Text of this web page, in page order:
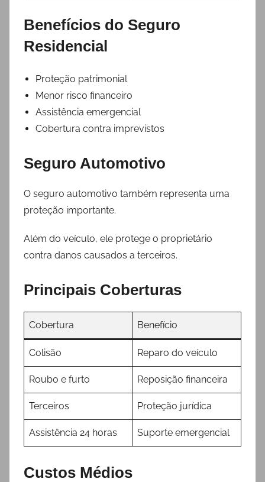
Benefícios do Seguro
Residencial
Proteção patrimonial
Menor risco financeiro
Assistência emergencial
Cobertura contra imprevistos
Seguro Automotivo
O seguro automotivo também representa uma
proteção importante.
Além do veículo, ele protege o proprietário
contra danos causados a terceiros.
Principais Coberturas
Cobertura Benefício
Colisão Reparo do veículo
Roubo e furto Reposição financeira
Terceiros Proteção jurídica
Assistência 24 horas Suporte emergencial
Custos Médios